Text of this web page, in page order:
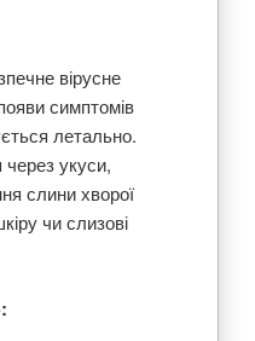
вірусне
симптомів
летально.
через укуси,
слини хворої
чи слизові